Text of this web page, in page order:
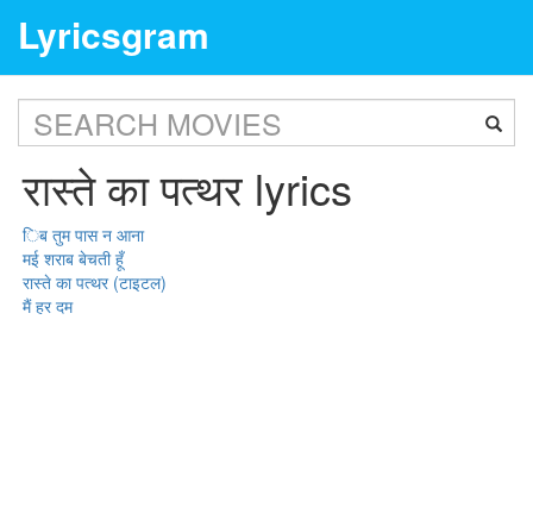
Lyricsgram
रास्ते का पत्थर lyrics
िब तुम पास न आना
मई शराब बेचती हूँ
रास्ते का पत्थर (टाइटल)
मैं हर दम